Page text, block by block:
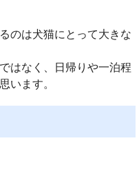
のは犬猫にとって大きな
はなく、日帰りや一泊程
います。